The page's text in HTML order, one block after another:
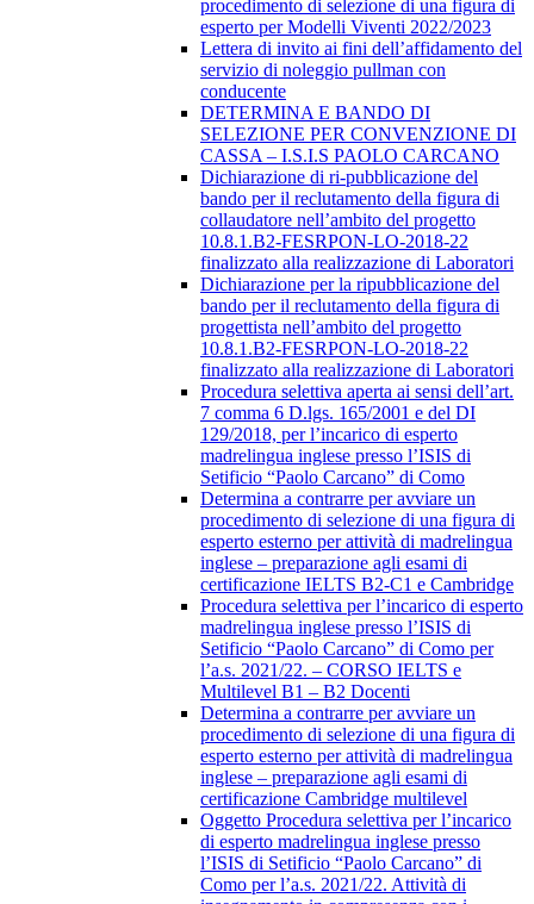
procedimento di selezione di una figura di
esperto per Modelli Viventi 2022/2023
Lettera di invito ai fini dell’affidamento del
servizio di noleggio pullman con
conducente
DETERMINA E BANDO DI
SELEZIONE PER CONVENZIONE DI
CASSA – I.S.I.S PAOLO CARCANO
Dichiarazione di ri-pubblicazione del
bando per il reclutamento della figura di
collaudatore nell’ambito del progetto
10.8.1.B2-FESRPON-LO-2018-22
finalizzato alla realizzazione di Laboratori
Dichiarazione per la ripubblicazione del
bando per il reclutamento della figura di
progettista nell’ambito del progetto
10.8.1.B2-FESRPON-LO-2018-22
finalizzato alla realizzazione di Laboratori
Procedura selettiva aperta ai sensi dell’art.
7 comma 6 D.lgs. 165/2001 e del DI
129/2018, per l’incarico di esperto
madrelingua inglese presso l’ISIS di
Setificio “Paolo Carcano” di Como
Determina a contrarre per avviare un
procedimento di selezione di una figura di
esperto esterno per attività di madrelingua
inglese – preparazione agli esami di
certificazione IELTS B2-C1 e Cambridge
Procedura selettiva per l’incarico di esperto
madrelingua inglese presso l’ISIS di
Setificio “Paolo Carcano” di Como per
l’a.s. 2021/22. – CORSO IELTS e
Multilevel B1 – B2 Docenti
Determina a contrarre per avviare un
procedimento di selezione di una figura di
esperto esterno per attività di madrelingua
inglese – preparazione agli esami di
certificazione Cambridge multilevel
Oggetto Procedura selettiva per l’incarico
di esperto madrelingua inglese presso
l’ISIS di Setificio “Paolo Carcano” di
Como per l’a.s. 2021/22. Attività di